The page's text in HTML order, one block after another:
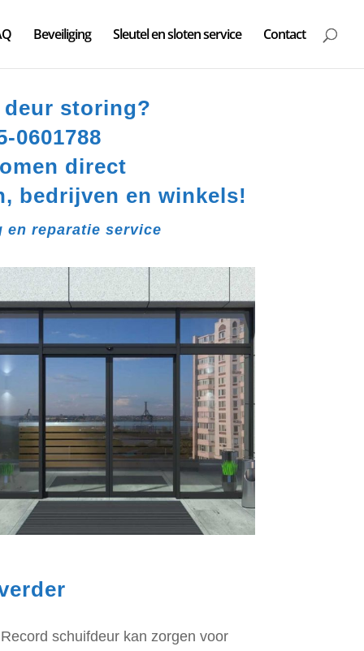
Beveiliging Sleutel en sloten service Contact
deur storing?
0601788
direct
bedrijven en winkels!
en reparatie service
schuifdeur kan zorgen voor